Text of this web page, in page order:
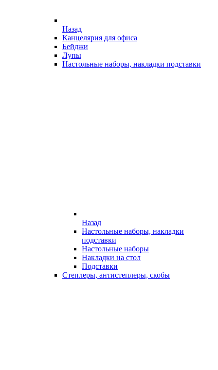
Назад
Канцелярия для офиса
Бейджи
Лупы
Настольные наборы, накладки подставки
Назад
Настольные наборы, накладки
подставки
Настольные наборы
Накладки на стол
Подставки
Степлеры, антистеплеры, скобы